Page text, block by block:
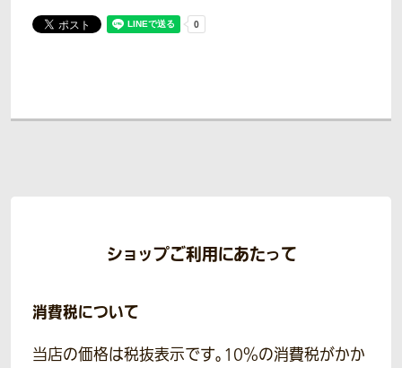
ショップご利用にあたって
消費税について
当店の価格は税抜表示です。10％の消費税がかか